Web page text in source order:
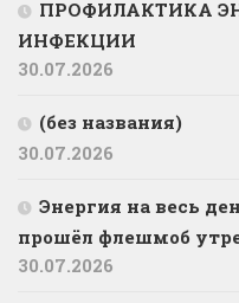
ПРОФИЛАКТИКА
ИНФЕКЦИИ
30.07.2026
(без названия)
30.07.2026
️Энергия на весь
прошёл флешмоб
30.07.2026